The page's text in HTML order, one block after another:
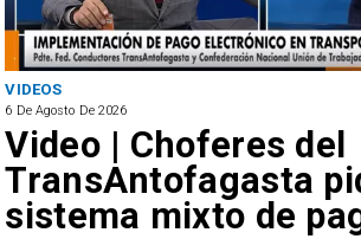
VIDEOS
6 De Agosto De 2026
Video | Choferes del
TransAntofagasta
sistema mixto de